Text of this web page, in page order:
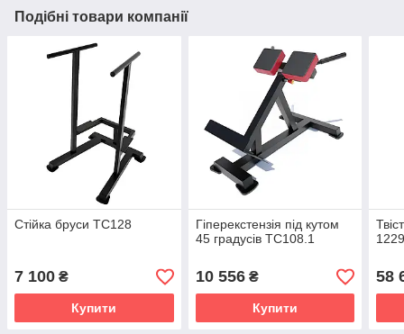
Подібні товари компанії
Стійка бруси TC128
7 100 ₴
Купити
Гіперекстензія під кутом
45 градусів TC108.1
10 556₴
Купити
58